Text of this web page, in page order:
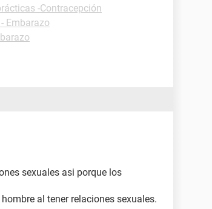
-Contracepción
Embarazo
sexuales asi porque los
al tener relaciones sexuales.